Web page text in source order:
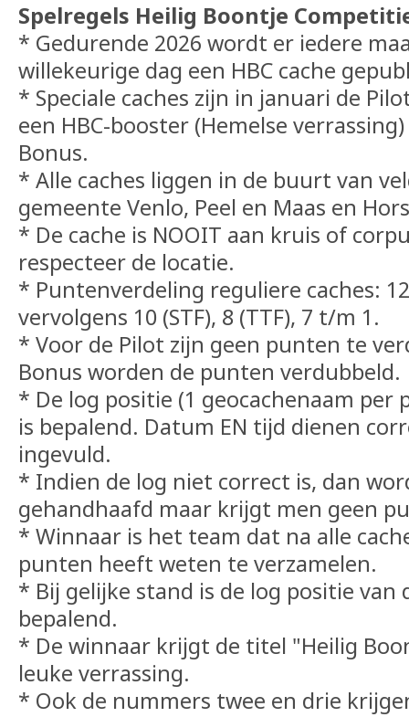
Spelregels Heilig Boontje
* Gedurende 2026 wordt er iedere
willekeurige dag een HBC cache
* Speciale caches zijn in januari de
een HBC-booster (Hemelse
Bonus.
* Alle caches liggen in de buurt van
gemeente Venlo, Peel en Maas en
* De cache is NOOIT aan kruis of
respecteer de locatie.
* Puntenverdeling reguliere caches:
vervolgens 10 (STF), 8 (TTF), 7 t/m 1.
* Voor de Pilot zijn geen punten te
Bonus worden de punten verdubbeld.
* De log positie (1 geocachenaam per
is bepalend. Datum EN tijd dienen
ingevuld.
* Indien de log niet correct is, dan
gehandhaafd maar krijgt men geen
* Winnaar is het team dat na alle
punten heeft weten te verzamelen.
* Bij gelijke stand is de log positie van
bepalend.
* De winnaar krijgt de titel "Heilig
leuke verrassing.
* Ook de nummers twee en drie